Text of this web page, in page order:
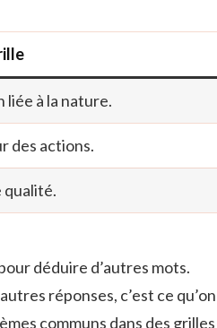
liée à la nature.
des actions.
qualité.
déduire d’autres mots.
réponses, c’est ce qu’on
communs dans des grilles